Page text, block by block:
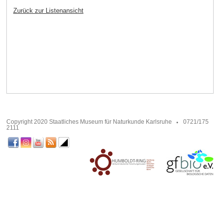
Zurück zur Listenansicht
Copyright 2020 Staatliches Museum für Naturkunde Karlsruhe
0721/175
2111